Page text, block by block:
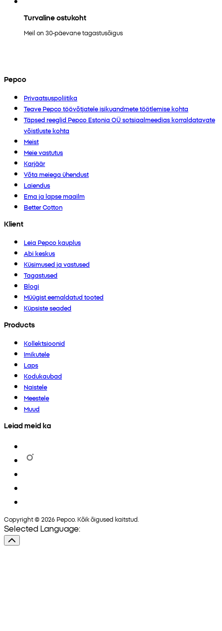
Turvaline ostukoht
Meil on 30-päevane tagastusõigus
Pepco
Privaatsuspoliitika
Teave Pepco töövõtjatele isikuandmete töötlemise kohta
Täpsed reeglid Pepco Estonia OÜ sotsiaalmeedias korraldatavate
võistluste kohta
Meist
Meie vastutus
Karjäär
Võta meiega ühendust
Laiendus
Ema ja lapse maailm
Better Cotton
Klient
Leia Pepco kauplus
Abi keskus
Küsimused ja vastused
Tagastused
Blogi
Müügist eemaldatud tooted
Küpsiste seaded
Products
Kollektsioonid
Imikutele
Laps
Kodukaubad
Naistele
Meestele
Muud
Leiad meid ka
Copyright © 2026 Pepco. Kõik õigused kaitstud.
Selected Language: